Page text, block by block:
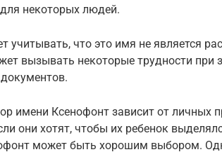
некоторых людей.
учитывать, что это имя не является
вызывать некоторые трудности при
имени Ксенофонт зависит от личных
они хотят, чтобы их ребенок
может быть хорошим выбором.